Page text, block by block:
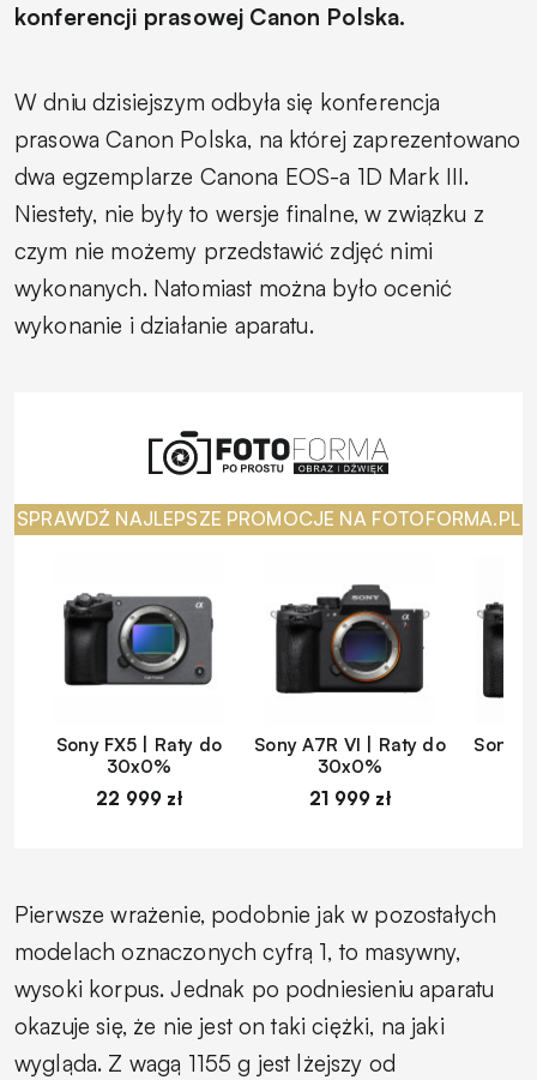
konferencji prasowej Canon Polska.
W dniu dzisiejszym odbyła się konferencja
prasowa Canon Polska, na której zaprezentowano
dwa egzemplarze Canona EOS-a 1D Mark III.
Niestety, nie były to wersje finalne, w związku z
czym nie możemy przedstawić zdjęć nimi
wykonanych. Natomiast można było ocenić
wykonanie i działanie aparatu.
SPRAWDŹ NAJLEPSZE PROMOCJE NA FOTOFORMA.PL
Sony FX5 | Raty do
30x0%
22 999 zł
Sony A7R VI | Raty do
30x0%
21 999 zł
Sony
Pierwsze wrażenie, podobnie jak w pozostałych
modelach oznaczonych cyfrą 1, to masywny,
wysoki korpus. Jednak po podniesieniu aparatu
okazuje się, że nie jest on taki ciężki, na jaki
wygląda. Z wagą 1155 g jest lżejszy od